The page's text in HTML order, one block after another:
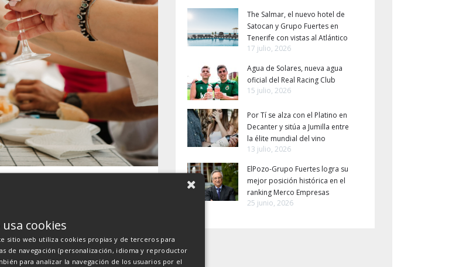
vinos
The Salmar, el nuevo hotel de
Satocan y Grupo Fuertes en
Tenerife con vistas al Atlántico
17 julio, 2026
Agua de Solares, nueva agua
oficial del Real Racing Club
15 julio, 2026
Por Tí se alza con el Platino en
Decanter y sitúa a Jumilla entre
la élite mundial del vino
13 julio, 2026
ElPozo-Grupo Fuertes logra su
mejor posición histórica en el
ranking Merco Empresas
25 junio, 2026
cookies
sitio web utiliza cookies propias y de terceros para
de navegación (personalización, idioma y reproductor
para analizar la navegación de los usuarios por el